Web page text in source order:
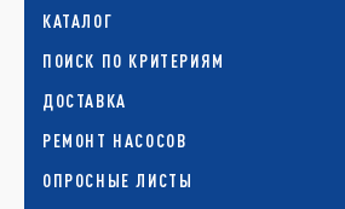
КАТАЛОГ
ПОИСК ПО КРИТЕРИЯМ
ДОСТАВКА
РЕМОНТ НАСОСОВ
ОПРОСНЫЕ ЛИСТЫ